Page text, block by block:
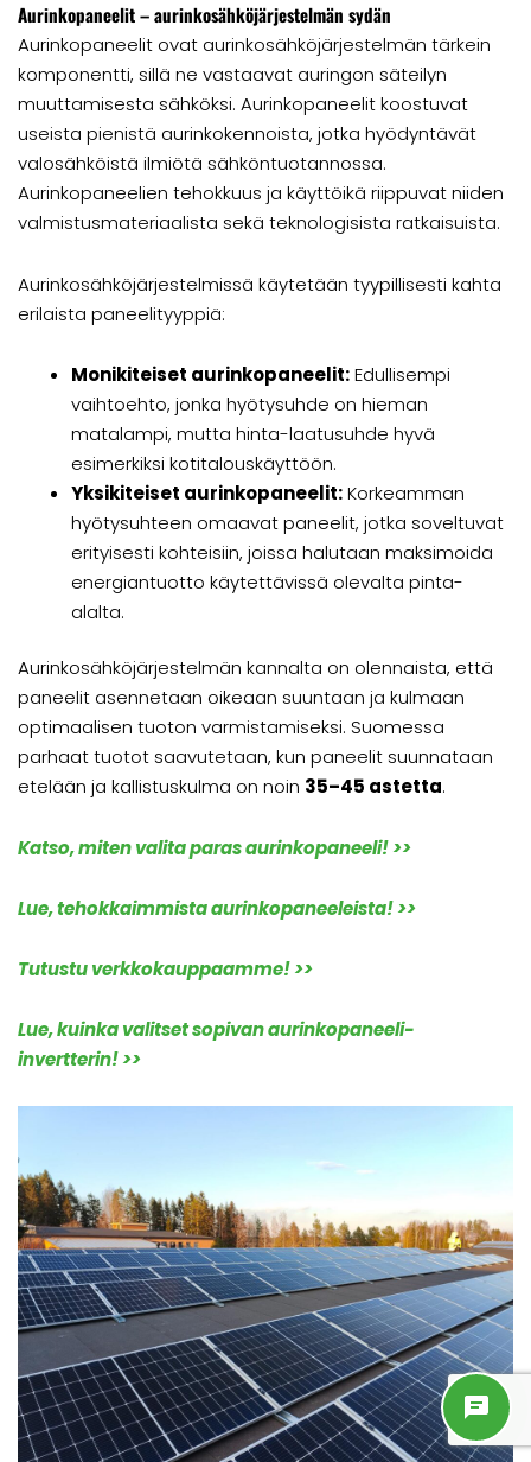
Aurinkopaneelit – aurinkosähköjärjestelmän sydän
Aurinkopaneelit ovat aurinkosähköjärjestelmän tärkein
komponentti, sillä ne vastaavat auringon säteilyn
muuttamisesta sähköksi. Aurinkopaneelit koostuvat
useista pienistä aurinkokennoista, jotka hyödyntävät
valosähköistä ilmiötä sähköntuotannossa.
Aurinkopaneelien tehokkuus ja käyttöikä riippuvat niiden
valmistusmateriaalista sekä teknologisista ratkaisuista.
Aurinkosähköjärjestelmissä käytetään tyypillisesti kahta
erilaista paneelityyppiä:
Monikiteiset aurinkopaneelit:Edullisempi
vaihtoehto, jonka hyötysuhde on hieman
matalampi, mutta hinta-laatusuhde hyvä
esimerkiksi kotitalouskäyttöön.
Yksikiteiset aurinkopaneelit:Korkeamman
hyötysuhteen omaavat paneelit, jotka soveltuvat
erityisesti kohteisiin, joissa halutaan maksimoida
energiantuotto käytettävissä olevalta pinta-
alalta.
Aurinkosähköjärjestelmän kannalta on olennaista, että
paneelit asennetaan oikeaan suuntaan ja kulmaan
optimaalisen tuoton varmistamiseksi. Suomessa
parhaat tuotot saavutetaan, kun paneelit suunnataan
etelään ja kallistuskulma on noin 35–45 astetta.
Katso, miten valita paras aurinkopaneeli! >>
Lue, tehokkaimmista aurinkopaneeleista! >>
Tutustu verkkokauppaamme! >>
Lue, kuinka valitset sopivan aurinkopaneeli-
invertterin! >>